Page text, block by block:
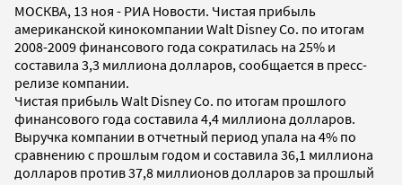
МОСКВА, 13 ноя - РИА Новости. Чистая прибыль
американской кинокомпании Walt Disney Co. по итогам
2008-2009 финансового года сократилась на 25% и
составила 3,3 миллиона долларов, сообщается в пресс-
релизе компании.
Чистая прибыль Walt Disney Co. по итогам прошлого
финансового года составила 4,4 миллиона долларов.
Выручка компании в отчетный период упала на 4% по
сравнению с прошлым годом и составила 36,1 миллиона
долларов против 37,8 миллионов долларов за прошлый